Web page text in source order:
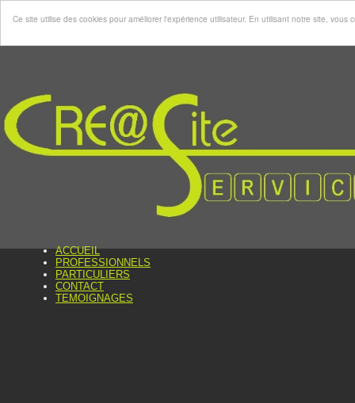
Ce site utilise des cookies pour améliorer l'expérience utilisateur. En utilisant notre site,
ACCUEIL
PROFESSIONNELS
PARTICULIERS
CONTACT
TEMOIGNAGES